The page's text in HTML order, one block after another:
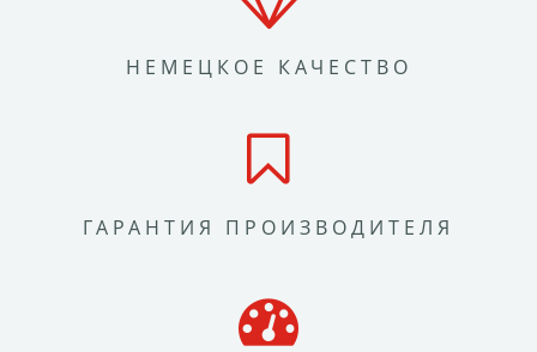
НЕМЕЦКОЕ КАЧЕСТВО
ГАРАНТИЯ ПРОИЗВОДИТЕЛЯ